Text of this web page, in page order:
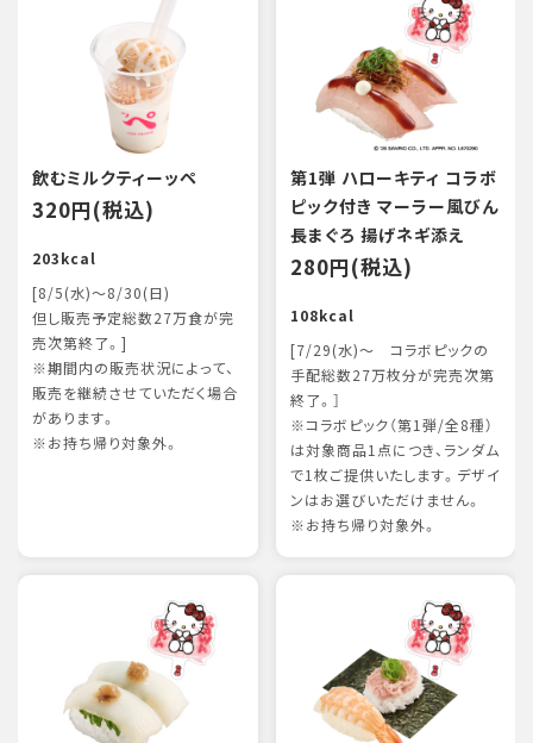
飲むミルクティーッペ
320円(税込)
203kcal
[8/5(水)～8/30(日)
但し販売予定総数27万食が完
売次第終了。]
※期間内の販売状況によって、
販売を継続させていただく場合
があります。
※お持ち帰り対象外。
第1弾 ハローキティ コラボ
ピック付き マーラー風びん
長まぐろ 揚げネギ添え
280円(税込)
108kcal
[7/29(水)～ コラボピックの
手配総数27万枚分が完売次第
終了。］
※コラボピック（第1弾/全8種）
は対象商品1点につき、ランダム
で1枚ご提供いたします。デザイ
ンはお選びいただけません。
※お持ち帰り対象外。